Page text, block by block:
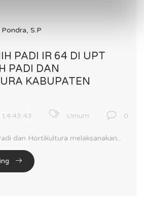
S.P
PADI IR 64 DI UPT
PADI DAN
KABUPATEN
Umum 0
dan Hortikultura melaksanakan...